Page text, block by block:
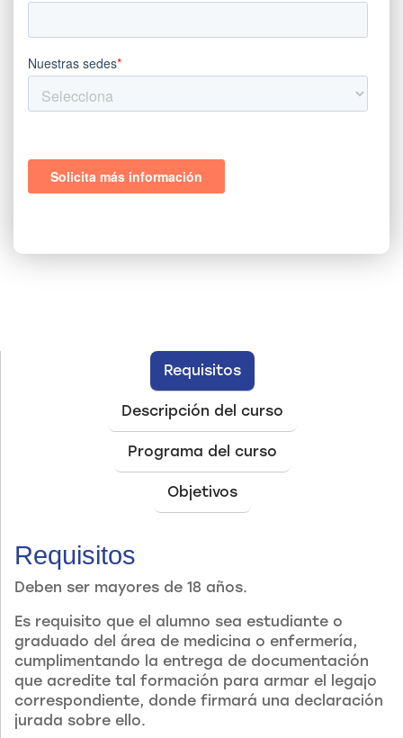
Requisitos
Descripción del curso
Programa del curso
Objetivos
Requisitos
Deben ser mayores de 18 años.
Es requisito que el alumno sea estudiante o
graduado del área de medicina o enfermería,
cumplimentando la entrega de documentación
que acredite tal formación para armar el legajo
correspondiente, donde firmará una declaración
jurada sobre ello.